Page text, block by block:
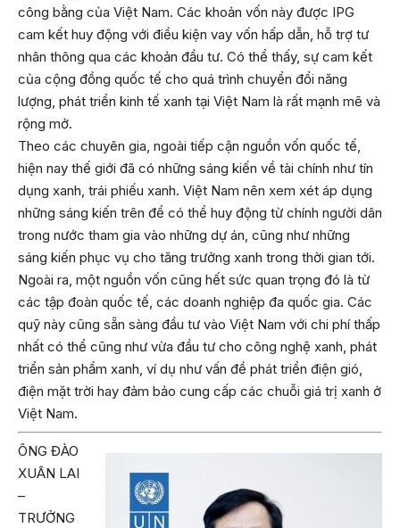
công bằng của Việt Nam. Các khoản vốn này được IPG
cam kết huy động với điều kiện vay vốn hấp dẫn, hỗ trợ tư
nhân thông qua các khoản đầu tư. Có thể thấy, sự cam kết
của cộng đồng quốc tế cho quá trình chuyển đổi năng
lượng, phát triển kinh tế xanh tại Việt Nam là rất mạnh mẽ và
rộng mở.
Theo các chuyên gia, ngoài tiếp cận nguồn vốn quốc tế,
hiện nay thế giới đã có những sáng kiến về tài chính như tín
dụng xanh, trái phiếu xanh. Việt Nam nên xem xét áp dụng
những sáng kiến trên để có thể huy động từ chính người dân
trong nước tham gia vào những dự án, cũng như những
sáng kiến phục vụ cho tăng trưởng xanh trong thời gian tới.
Ngoài ra, một nguồn vốn cũng hết sức quan trọng đó là từ
các tập đoàn quốc tế, các doanh nghiệp đa quốc gia. Các
quỹ này cũng sẵn sàng đầu tư vào Việt Nam với chi phí thấp
nhất có thể cũng như vừa đầu tư cho công nghệ xanh, phát
triển sản phẩm xanh, ví dụ như vấn đề phát triển điện gió,
điện mặt trời hay đảm bảo cung cấp các chuỗi giá trị xanh ở
Việt Nam.
ÔNG ĐÀO
XUÂN LAI
–
TRƯỞNG